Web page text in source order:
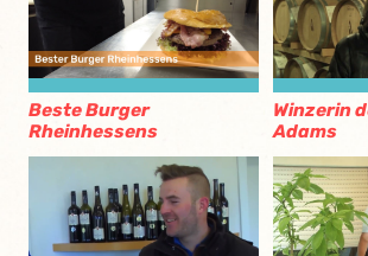
Beste Burger
Rheinhessens
Winzerin
Adams